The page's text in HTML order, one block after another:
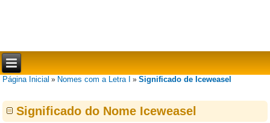
Página Inicial » Nomes com a Letra I »Significado de Iceweasel
Significado do Nome Iceweasel